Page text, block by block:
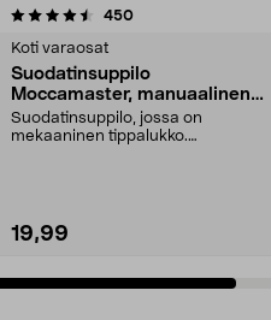
450arvostelut
Koti varaosat
Suodatinsuppilo
Moccamaster, manuaalinen
tippalukko
Suodatinsuppilo, jossa on
mekaaninen tippalukko.
19,99
3.0 viidestä